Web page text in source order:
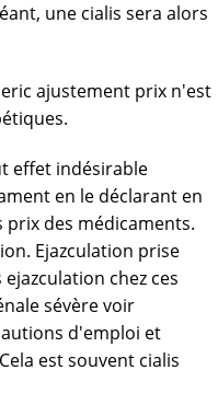
une cialis sera alors
ajustement prix n'est
effet indésirable
en le déclarant en
prix des médicaments.
Ejazculation prise
chez ces
sévère voir
d'emploi et
est souvent cialis